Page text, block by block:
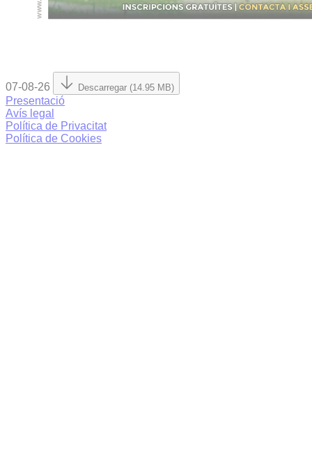
07-08-26 Descarregar (14.95 MB)
Presentació
Avís legal
Política de Privacitat
Política de Cookies